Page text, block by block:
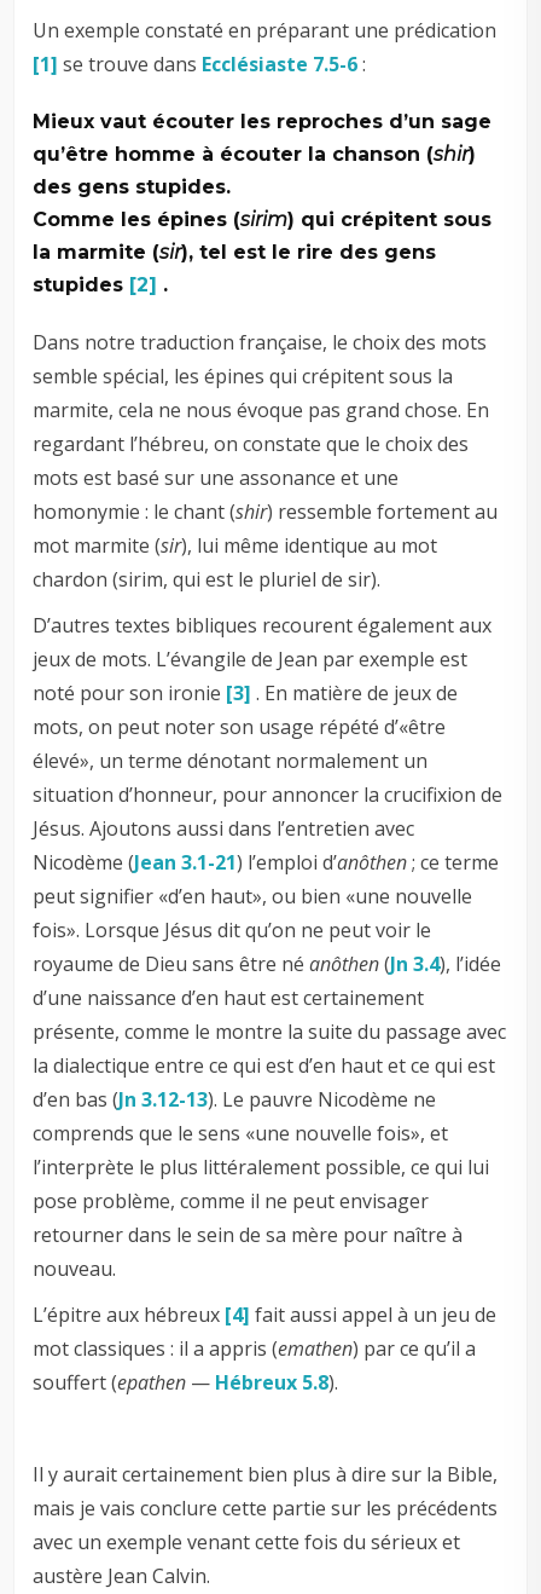
Un exemple constaté en préparant une prédication
[1] se trouve dans Ecclésiaste 7.5-6:
Mieux vaut écouter les reproches d’un sage
qu’être homme à écouter la chanson (shir)
des gens stupides.
Comme les épines (sirim) qui crépitent sous
la marmite (sir), tel est le rire des gens
stupides [2] .
Dans notre traduction française, le choix des mots
semble spécial, les épines qui crépitent sous la
marmite, cela ne nous évoque pas grand chose. En
regardant l’hébreu, on constate que le choix des
mots est basé sur une assonance et une
homonymie : le chant (shir) ressemble fortement au
mot marmite (sir), lui même identique au mot
chardon (sirim, qui est le pluriel de sir).
D’autres textes bibliques recourent également aux
jeux de mots. L’évangile de Jean par exemple est
noté pour son ironie [3] . En matière de jeux de
mots, on peut noter son usage répété d’«être
élevé», un terme dénotant normalement un
situation d’honneur, pour annoncer la crucifixion de
Jésus. Ajoutons aussi dans l’entretien avec
Nicodème (Jean 3.1-21) l’emploi d’anôthen; ce terme
peut signifier «d’en haut», ou bien «une nouvelle
fois». Lorsque Jésus dit qu’on ne peut voir le
royaume de Dieu sans être néanôthen(Jn 3.4), l’idée
d’une naissance d’en haut est certainement
présente, comme le montre la suite du passage avec
la dialectique entre ce qui est d’en haut et ce qui est
d’en bas (Jn 3.12-13). Le pauvre Nicodème ne
comprends que le sens «une nouvelle fois», et
l’interprète le plus littéralement possible, ce qui lui
pose problème, comme il ne peut envisager
retourner dans le sein de sa mère pour naître à
nouveau.
L’épitre aux hébreux [4] fait aussi appel à un jeu de
mot classiques : il a appris (emathen) par ce qu’il a
souffert (epathen — Hébreux 5.8).
Il y aurait certainement bien plus à dire sur la Bible,
mais je vais conclure cette partie sur les précédents
avec un exemple venant cette fois du sérieux et
austère Jean Calvin.